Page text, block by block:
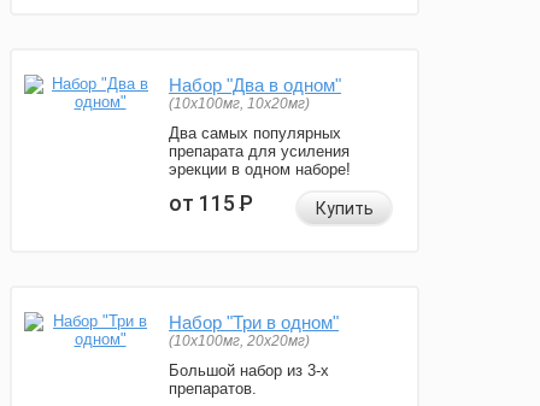
Набор "Два в одном"
(10x100мг, 10x20мг)
Два самых популярных
препарата для усиления
эрекции в одном наборе!
от 115Р Купить
Набор "Три в одном"
(10x100мг, 20x20мг)
Большой набор из 3-х
препаратов.